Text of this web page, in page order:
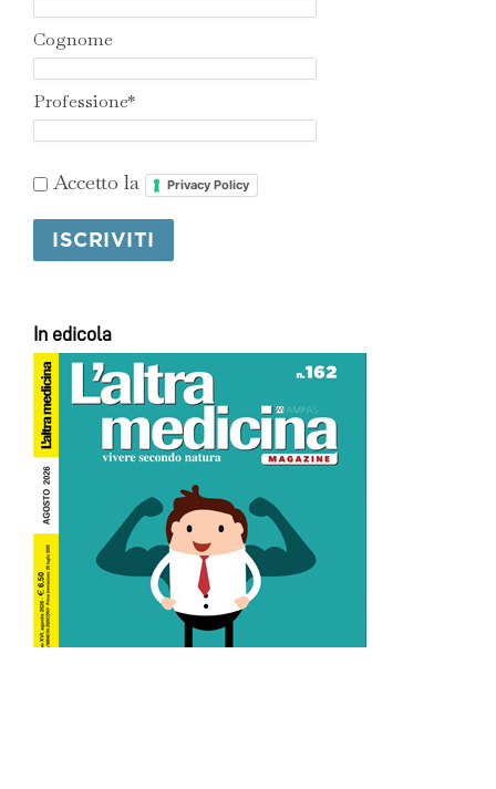
Cognome
Professione*
Accetto la Privacy Policy
In edicola